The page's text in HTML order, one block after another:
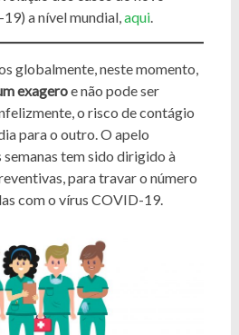
a nível mundial,aqui.
globalmente, neste momento,
exageroe não pode ser
o risco de contágio
para o outro. O apelo
tem sido dirigido à
para travar o número
com o vírus COVID-19.